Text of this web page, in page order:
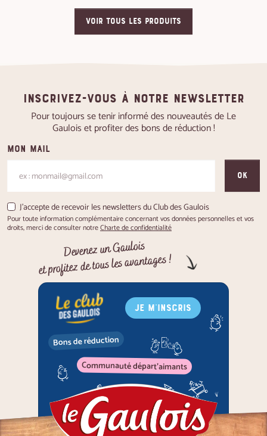
VOIR TOUS LES PRODUITS
Inscrivez-vous à notre newsletter
Pour toujours se tenir informé des nouveautés de Le
Gaulois et profiter des bons de réduction !
Mon mail
OK
J'accepte de recevoir les newsletters du Club des Gaulois
Pour toute information complémentaire concernant vos données personnelles et vos
droits, merci de consulter notreCharte de confidentialité
Devenez un Gaulois
et profitez de tous les avantages !
JE M'INSCRIS
Bons de réduction
Communauté départ'aimants